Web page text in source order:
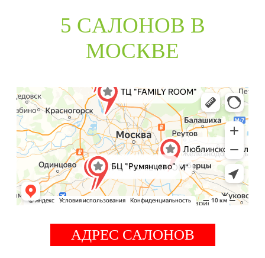
5 CАЛОНОВ В
МОСКВЕ
АДРЕС САЛОНОВ